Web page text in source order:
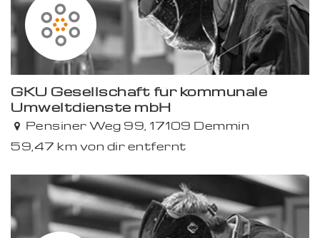
GKU Gesellschaft für kommunale
Umweltdienste mbH
Pensiner Weg 99, 17109 Demmin
59,47 km von dir entfernt